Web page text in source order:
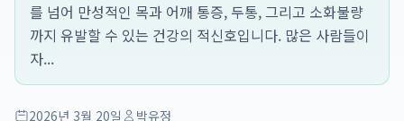
를 넘어 만성적인 목과 어깨 통증, 두통, 그리고 소화불량
까지 유발할 수 있는 건강의 적신호입니다. 많은 사람들이
자...
2026년 3월 20일 박유정